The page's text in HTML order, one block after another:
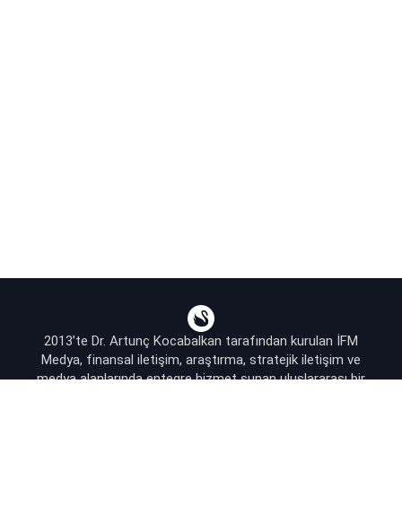
2013’te Dr. Artunç Kocabalkan tarafından kurulan İFM
Medya, finansal iletişim, araştırma, stratejik iletişim ve
medya alanlarında entegre hizmet sunan uluslararası bir